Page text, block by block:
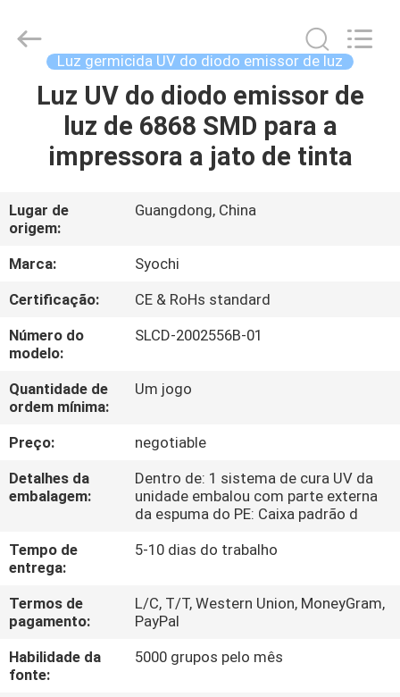
CASA
PRODUTOS
SOBRE
NÓS
EXCURSÃO
DA
FÁBRICA
CONTROLE
DA
QUALIDADE
NOS
NOTÍCIA
PEÇA
Shenzhen
Syochi
Electronics
Luz germicida UV do diodo emissor de luz
Luz UV do diodo emissor de
luz de 6868 SMD para a
impressora a jato de tinta
Lugar de
origem:
Guangdong, China
Marca:
Syochi
Certificação:
CE & RoHs standard
Número do
modelo:
SLCD-2002556B-01
Quantidade de
ordem mínima:
Um jogo
Preço:
negotiable
Detalhes da
embalagem:
Dentro de: 1 sistema de cura UV da
unidade embalou com parte externa
da espuma do PE: Caixa padrão d
Tempo de
entrega:
5-10 dias do trabalho
Termos de
pagamento:
L/C, T/T, Western Union, MoneyGram,
PayPal
Habilidade da
fonte:
5000 grupos pelo mês